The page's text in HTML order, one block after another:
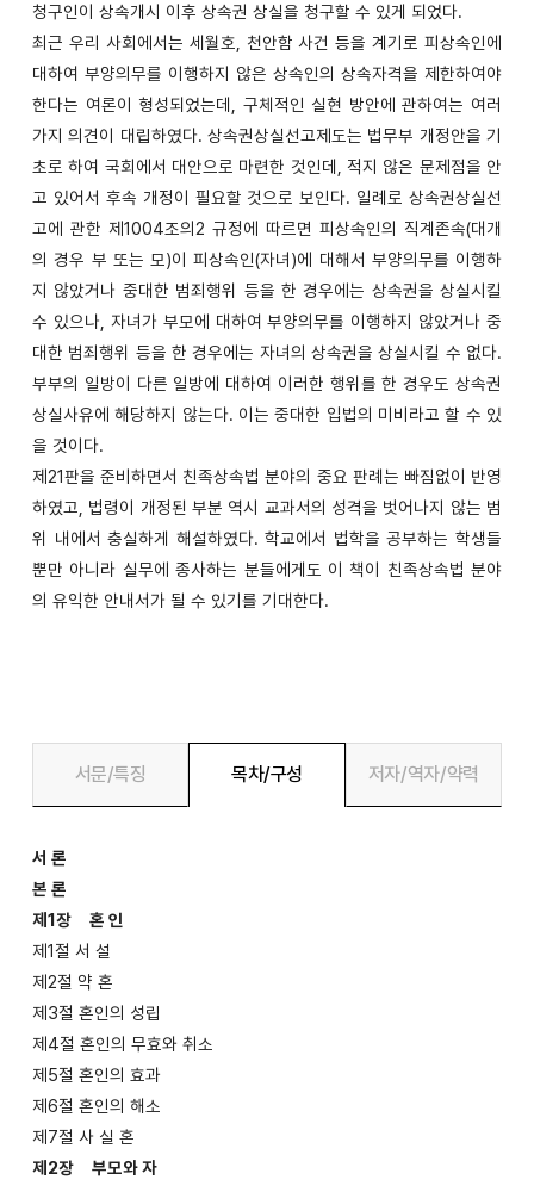
청구인이 상속개시 이후 상속권 상실을 청구할 수 있게 되었다.
최근 우리 사회에서는 세월호, 천안함 사건 등을 계기로 피상속인에
대하여 부양의무를 이행하지 않은 상속인의 상속자격을 제한하여야
한다는 여론이 형성되었는데, 구체적인 실현 방안에 관하여는 여러
가지 의견이 대립하였다. 상속권상실선고제도는 법무부 개정안을 기
초로 하여 국회에서 대안으로 마련한 것인데, 적지 않은 문제점을 안
고 있어서 후속 개정이 필요할 것으로 보인다. 일례로 상속권상실선
고에 관한 제1004조의2 규정에 따르면 피상속인의 직계존속(대개
의 경우 부 또는 모)이 피상속인(자녀)에 대해서 부양의무를 이행하
지 않았거나 중대한 범죄행위 등을 한 경우에는 상속권을 상실시킬
수 있으나, 자녀가 부모에 대하여 부양의무를 이행하지 않았거나 중
대한 범죄행위 등을 한 경우에는 자녀의 상속권을 상실시킬 수 없다.
부부의 일방이 다른 일방에 대하여 이러한 행위를 한 경우도 상속권
상실사유에 해당하지 않는다. 이는 중대한 입법의 미비라고 할 수 있
을 것이다.
제21판을 준비하면서 친족상속법 분야의 중요 판례는 빠짐없이 반영
하였고, 법령이 개정된 부분 역시 교과서의 성격을 벗어나지 않는 범
위 내에서 충실하게 해설하였다. 학교에서 법학을 공부하는 학생들
뿐만 아니라 실무에 종사하는 분들에게도 이 책이 친족상속법 분야
의 유익한 안내서가 될 수 있기를 기대한다.
서문/특징 목차/구성 저자/역자/약력
서 론
본 론
제1장 혼 인
제1절 서 설
제2절 약 혼
제3절 혼인의 성립
제4절 혼인의 무효와 취소
제5절 혼인의 효과
제6절 혼인의 해소
제7절 사 실 혼
제2장 부모와 자